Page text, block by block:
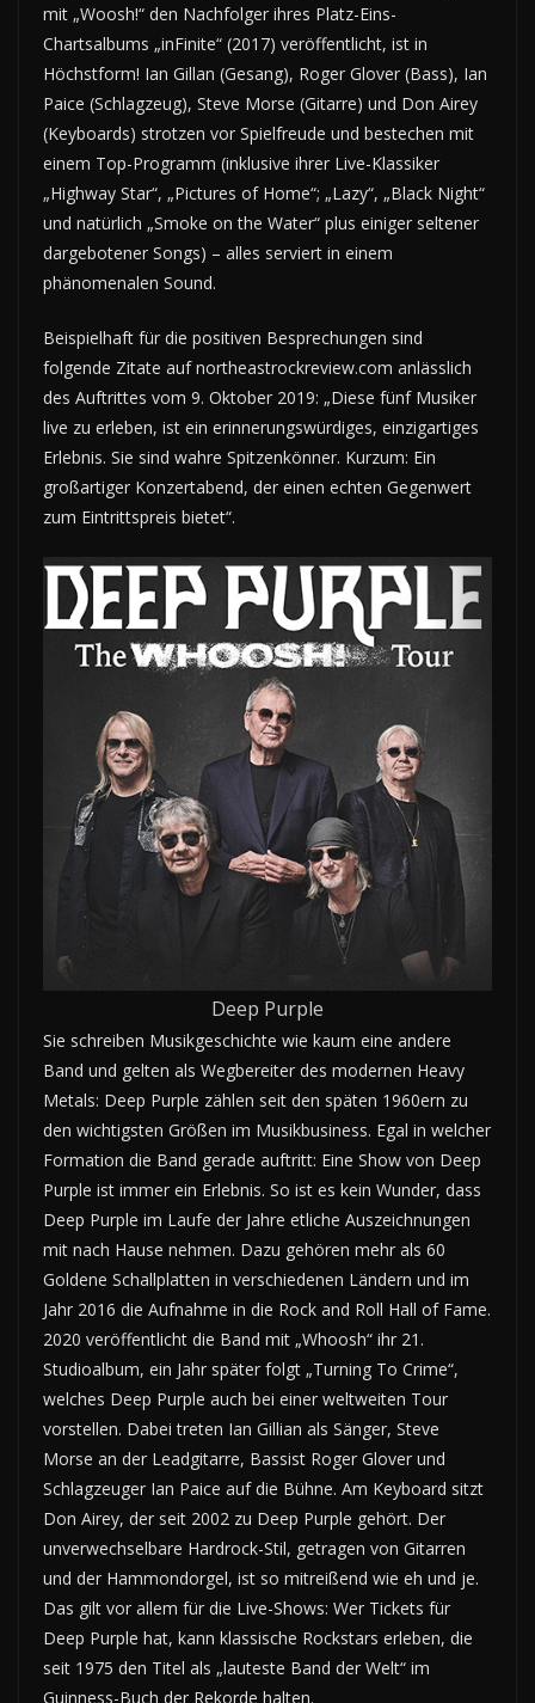
mit „Woosh!“ den Nachfolger ihres Platz-Eins-
Chartsalbums „inFinite“ (2017) veröffentlicht, ist in
Höchstform! Ian Gillan (Gesang), Roger Glover (Bass), Ian
Paice (Schlagzeug), Steve Morse (Gitarre) und Don Airey
(Keyboards) strotzen vor Spielfreude und bestechen mit
einem Top-Programm (inklusive ihrer Live-Klassiker
„Highway Star“, „Pictures of Home“; „Lazy“, „Black Night“
und natürlich „Smoke on the Water“ plus einiger seltener
dargebotener Songs) – alles serviert in einem
phänomenalen Sound.
Beispielhaft für die positiven Besprechungen sind
folgende Zitate auf northeastrockreview.com anlässlich
des Auftrittes vom 9. Oktober 2019: „Diese fünf Musiker
live zu erleben, ist ein erinnerungswürdiges, einzigartiges
Erlebnis. Sie sind wahre Spitzenkönner. Kurzum: Ein
großartiger Konzertabend, der einen echten Gegenwert
zum Eintrittspreis bietet“.
Deep Purple
Sie schreiben Musikgeschichte wie kaum eine andere
Band und gelten als Wegbereiter des modernen Heavy
Metals: Deep Purple zählen seit den späten 1960ern zu
den wichtigsten Größen im Musikbusiness. Egal in welcher
Formation die Band gerade auftritt: Eine Show von Deep
Purple ist immer ein Erlebnis. So ist es kein Wunder, dass
Deep Purple im Laufe der Jahre etliche Auszeichnungen
mit nach Hause nehmen. Dazu gehören mehr als 60
Goldene Schallplatten in verschiedenen Ländern und im
Jahr 2016 die Aufnahme in die Rock and Roll Hall of Fame.
2020 veröffentlicht die Band mit „Whoosh“ ihr 21.
Studioalbum, ein Jahr später folgt „Turning To Crime“,
welches Deep Purple auch bei einer weltweiten Tour
vorstellen. Dabei treten Ian Gillian als Sänger, Steve
Morse an der Leadgitarre, Bassist Roger Glover und
Schlagzeuger Ian Paice auf die Bühne. Am Keyboard sitzt
Don Airey, der seit 2002 zu Deep Purple gehört. Der
unverwechselbare Hardrock-Stil, getragen von Gitarren
und der Hammondorgel, ist so mitreißend wie eh und je.
Das gilt vor allem für die Live-Shows: Wer Tickets für
Deep Purple hat, kann klassische Rockstars erleben, die
seit 1975 den Titel als „lauteste Band der Welt“ im
Guinness-Buch der Rekorde halten.